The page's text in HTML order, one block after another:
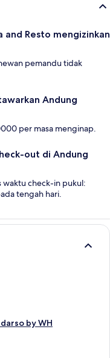
and Resto mengizinkan
pemandu tidak
Andung
per masa menginap.
out di Andung
waktu check-in pukul:
tengah hari.
by WH